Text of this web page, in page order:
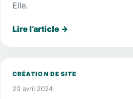
Elle.
Lire l’article →
CRÉATION DE SITE
20 avril 2024